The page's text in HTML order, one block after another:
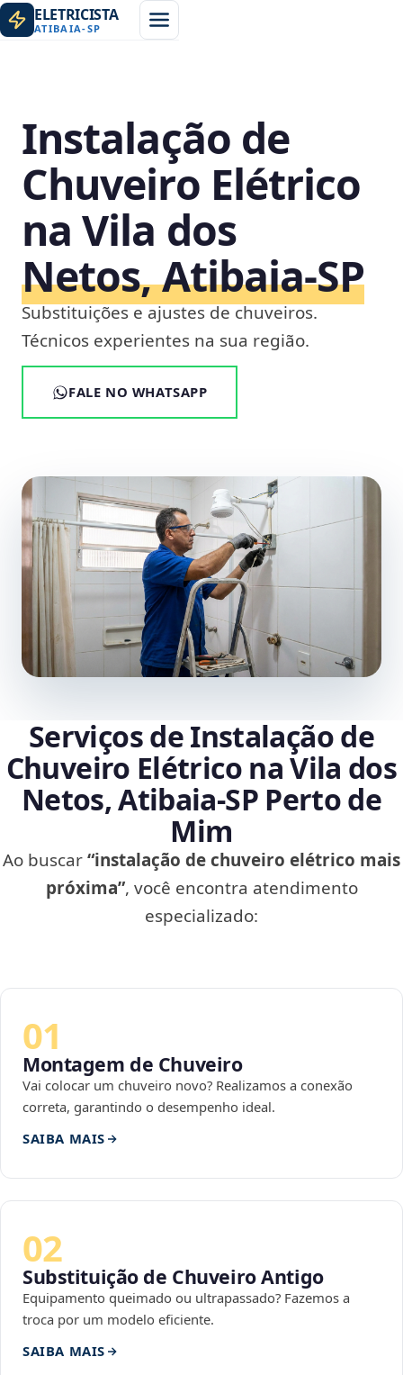
ELETRICISTA
ATIBAIA-SP
Instalação de
Chuveiro Elétrico
na Vila dos
Netos, Atibaia‑SP
Substituições e ajustes de chuveiros.
Técnicos experientes na sua região.
FALE NO WHATSAPP
Serviços de Instalação de
Chuveiro Elétrico na Vila dos
Netos, Atibaia‑SP Perto de
Mim
Ao buscar“instalação de chuveiro elétrico mais
próxima”, você encontra atendimento
especializado:
01
Montagem de Chuveiro
Vai colocar um chuveiro novo? Realizamos a conexão
correta, garantindo o desempenho ideal.
SAIBA MAIS
02
Substituição de Chuveiro Antigo
Equipamento queimado ou ultrapassado? Fazemos a
troca por um modelo eficiente.
SAIBA MAIS